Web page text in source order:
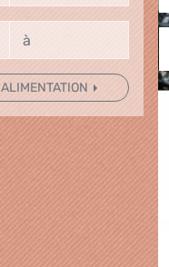
ALIMENTATION